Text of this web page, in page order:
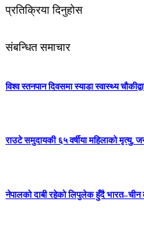
प्रतिक्रिया दिनुहोस
संबन्धित समाचार
विश्व स्तनपान दिवसमा स्याडा स्वास्थ्य
राउटे समुदायकी ६५ वर्षीया महिलाको मृत्यु,
नेपालको दाबी रहेको लिपुलेक हुँदै भारत–चीन